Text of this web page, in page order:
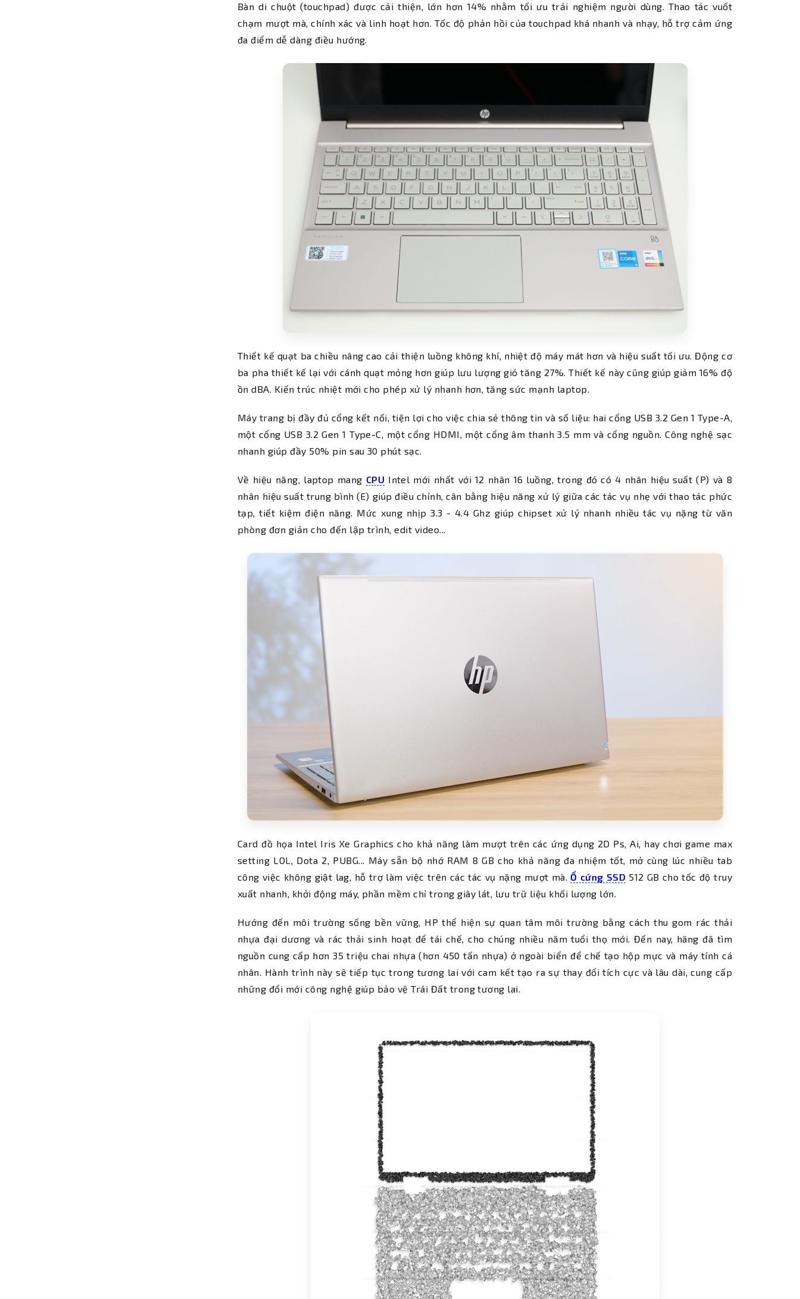
Bàn di chuột (touchpad) được cải thiện, lớn hơn 14% nhằm tối ưu trải nghiệm người dùng. Thao tác vuốt
chạm mượt mà, chính xác và linh hoạt hơn. Tốc độ phản hồi của touchpad khá nhanh và nhạy, hỗ trợ cảm ứng
đa điểm dễ dàng điều hướng.
Thiết kế quạt ba chiều nâng cao cải thiện luồng không khí, nhiệt độ máy mát hơn và hiệu suất tối ưu. Động cơ
ba pha thiết kế lại với cánh quạt mỏng hơn giúp lưu lượng gió tăng 27%. Thiết kế này cũng giúp giảm 16% độ
ồn dBA. Kiến trúc nhiệt mới cho phép xử lý nhanh hơn, tăng sức mạnh laptop.
Máy trang bị đầy đủ cổng kết nối, tiện lợi cho việc chia sẻ thông tin và số liệu: hai cổng USB 3.2 Gen 1 Type-A,
một cổng USB 3.2 Gen 1 Type-C, một cổng HDMI, một cổng âm thanh 3.5 mm và cổng nguồn. Công nghệ sạc
nhanh giúp đầy 50% pin sau 30 phút sạc.
Về hiệu năng, laptop mang CPU Intel mới nhất với 12 nhân 16 luồng, trong đó có 4 nhân hiệu suất (P) và 8
nhân hiệu suất trung bình (E) giúp điều chỉnh, cân bằng hiệu năng xử lý giữa các tác vụ nhẹ với thao tác phức
tạp, tiết kiệm điện năng. Mức xung nhịp 3.3 - 4.4 Ghz giúp chipset xử lý nhanh nhiều tác vụ nặng từ văn
phòng đơn giản cho đến lập trình, edit video...
Card đồ họa Intel Iris Xe Graphics cho khả năng làm mượt trên các ứng dụng 2D Ps, Ai, hay chơi game max
setting LOL, Dota 2, PUBG... Máy sẵn bộ nhớ RAM 8 GB cho khả năng đa nhiệm tốt, mở cùng lúc nhiều tab
công việc không giật lag, hỗ trợ làm việc trên các tác vụ nặng mượt mà.Ổ cứng SSD 512 GB cho tốc độ truy
xuất nhanh, khởi động máy, phần mềm chỉ trong giây lát, lưu trữ liệu khối lượng lớn.
Hướng đến môi trường sống bền vững, HP thể hiện sự quan tâm môi trường bằng cách thu gom rác thải
nhựa đại dương và rác thải sinh hoạt để tái chế, cho chúng nhiều năm tuổi thọ mới. Đến nay, hãng đã tìm
nguồn cung cấp hơn 35 triệu chai nhựa (hơn 450 tấn nhựa) ở ngoài biển để chế tạo hộp mực và máy tính cá
nhân. Hành trình này sẽ tiếp tục trong tương lai với cam kết tạo ra sự thay đổi tích cực và lâu dài, cung cấp
những đổi mới công nghệ giúp bảo vệ Trái Đất trong tương lai.